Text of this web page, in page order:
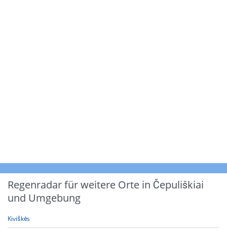
Regenradar für weitere Orte in Čepuliškiai
und Umgebung
Kiviškės